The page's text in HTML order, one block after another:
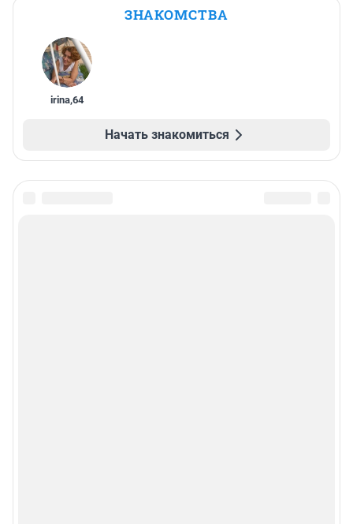
ЗНАКОМСТВА
irina,64
Начать знакомиться